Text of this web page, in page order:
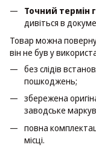
Точний термін
дивіться в
Товар можна
він не був у
без слідів
пошкоджень;
збережена
заводське
повна
місці.